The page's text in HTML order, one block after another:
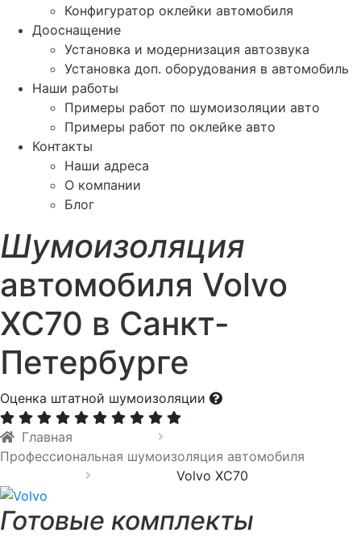
Конфигуратор оклейки автомобиля
Дооснащение
Установка и модернизация автозвука
Установка доп. оборудования в автомобиль
Наши работы
Примеры работ по шумоизоляции авто
Примеры работ по оклейке авто
Контакты
Наши адреса
О компании
Блог
Шумоизоляция
автомобиля Volvo
XC70 в Санкт-
Петербурге
Оценка штатной шумоизоляции
Главная
Профессиональная шумоизоляция автомобиля
Volvo XC70
Готовые комплекты